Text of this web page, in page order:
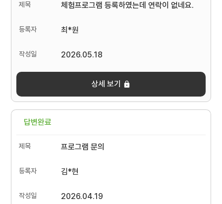
체험프로그램 등록하였는데 연락이 없네요.
최*원
2026.05.18
상세 보기
답변완료
프로그램 문의
김*현
2026.04.19